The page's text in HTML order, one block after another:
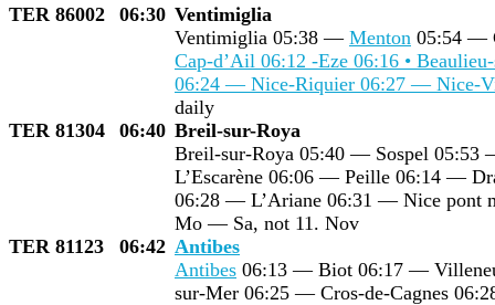
TER 86002
06:30 Ventimiglia
Ventimiglia 05:38 — Menton 05:54 —
Cap-d’Ail 06:12 -Eze 06:16 •
06:24 — Nice-Riquier 06:27 — Nice-
daily
TER 81304
06:40 Breil-sur-Roya
Breil-sur-Roya 05:40 — Sospel 05:53
L’Escarène 06:06 — Peille 06:14 —
06:28 — L’Ariane 06:31 — Nice pont
Mo — Sa, not 11. Nov
TER 81123
06:42 Antibes
Antibes 06:13 — Biot 06:17 —
sur-Mer 06:25 — Cros-de-Cagnes